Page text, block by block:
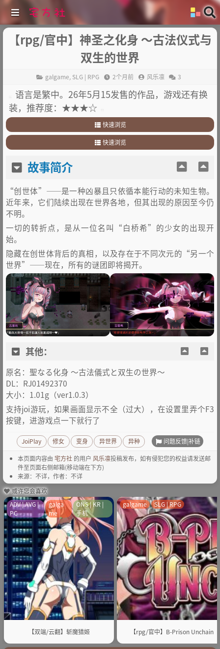
【rpg/官中】神圣之化身 ～古法仪式与
双生的世界
galgame, SLG | RPG 2个月前 风乐凛 3
语言是繁中。26年5月15发售的作品，游戏还有换
装，推荐度：★★★☆
快速浏览
1.故事简介
2.其他：
快速浏览
2.其他：故事简介
“创世体”——是一种凶暴且只依循本能行动的未知生物。
近年来，它们陆续出现在世界各地，但其出现的原因至今仍
不明。
一切的转折点，是从一位名叫“白桥希”的少女的出现开
始。
隐藏在创世体背后的真相，以及存在于不同次元的“另一个
世界”——现在，所有的谜团即将揭开。
其他：
原名：聖なる化身 ～古法儀式と双生の世界～
DL：RJ01492370
大小：1.01g（ver1.0.3）
支持joi游玩，如果画面显示不全（过大），在设置里弄个F3
按键，进游戏点一下就行了
JoiPlay 修女 变身 异世界 异种 问题反馈|补链
本页面内容由 宅方社 的用户 风乐凛投稿发布，如有侵犯您的权益请发送邮
件至页面右侧邮箱(移动端在下方)
来源：不详，作者：不详
或许您会喜欢
【双端/云翻】斩魔猎姬
ADV | AVG |
PC
galga
me
ONS | KR |
手机
【rpg/官中】B-Prison Unchain
galgame SLG | RPG